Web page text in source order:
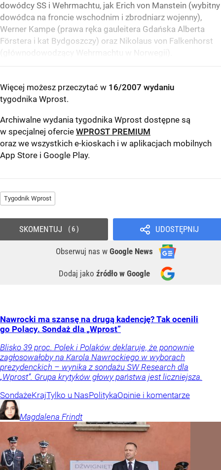
dowódcy SS i Wehrmachtu, jak Erich von Manstein (wybitny
dowódca na froncie wschodnim i zbrodniarz wojenny),
Werner Kampe (prawa ręka gauleitera Gdańska Alberta
Förstera i kat Bydgoszczy) oraz Nikolaus von Falkenhorst
(głównodowodzący Wehrmachtu w Norwegii).
Więcej możesz przeczytać w 16/2007 wydaniu
tygodnika Wprost.
Archiwalne wydania tygodnika Wprost dostępne są
w specjalnej ofercie WPROST PREMIUM
oraz we wszystkich e-kioskach i w aplikacjach mobilnych
App Store i Google Play.
Tygodnik Wprost
UDOSTĘPNIJ
Obserwuj nas w Google News
Dodaj jako źródło w Google
SKOMENTUJ 6
Nawrocki ma szansę na drugą kadencję? Tak ocenili
go Polacy. Sondaż dla „Wprost”
Blisko 39 proc. Polek i Polaków deklaruje, że ponownie
zagłosowałoby na Karola Nawrockiego w wyborach
prezydenckich – wynika z sondażu SW Research dla
„Wprost”. Grupa krytyków głowy państwa jest liczniejsza.
SondażeKrajTylko u NasPolitykaOpinie i komentarze
Magdalena Frindt